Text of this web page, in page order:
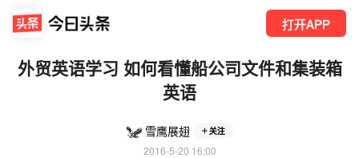
打开APP
外贸英语学习 如何看懂船公司文件和集装箱
英语
雪鹰展翅 关注
2016-5-20 16:00